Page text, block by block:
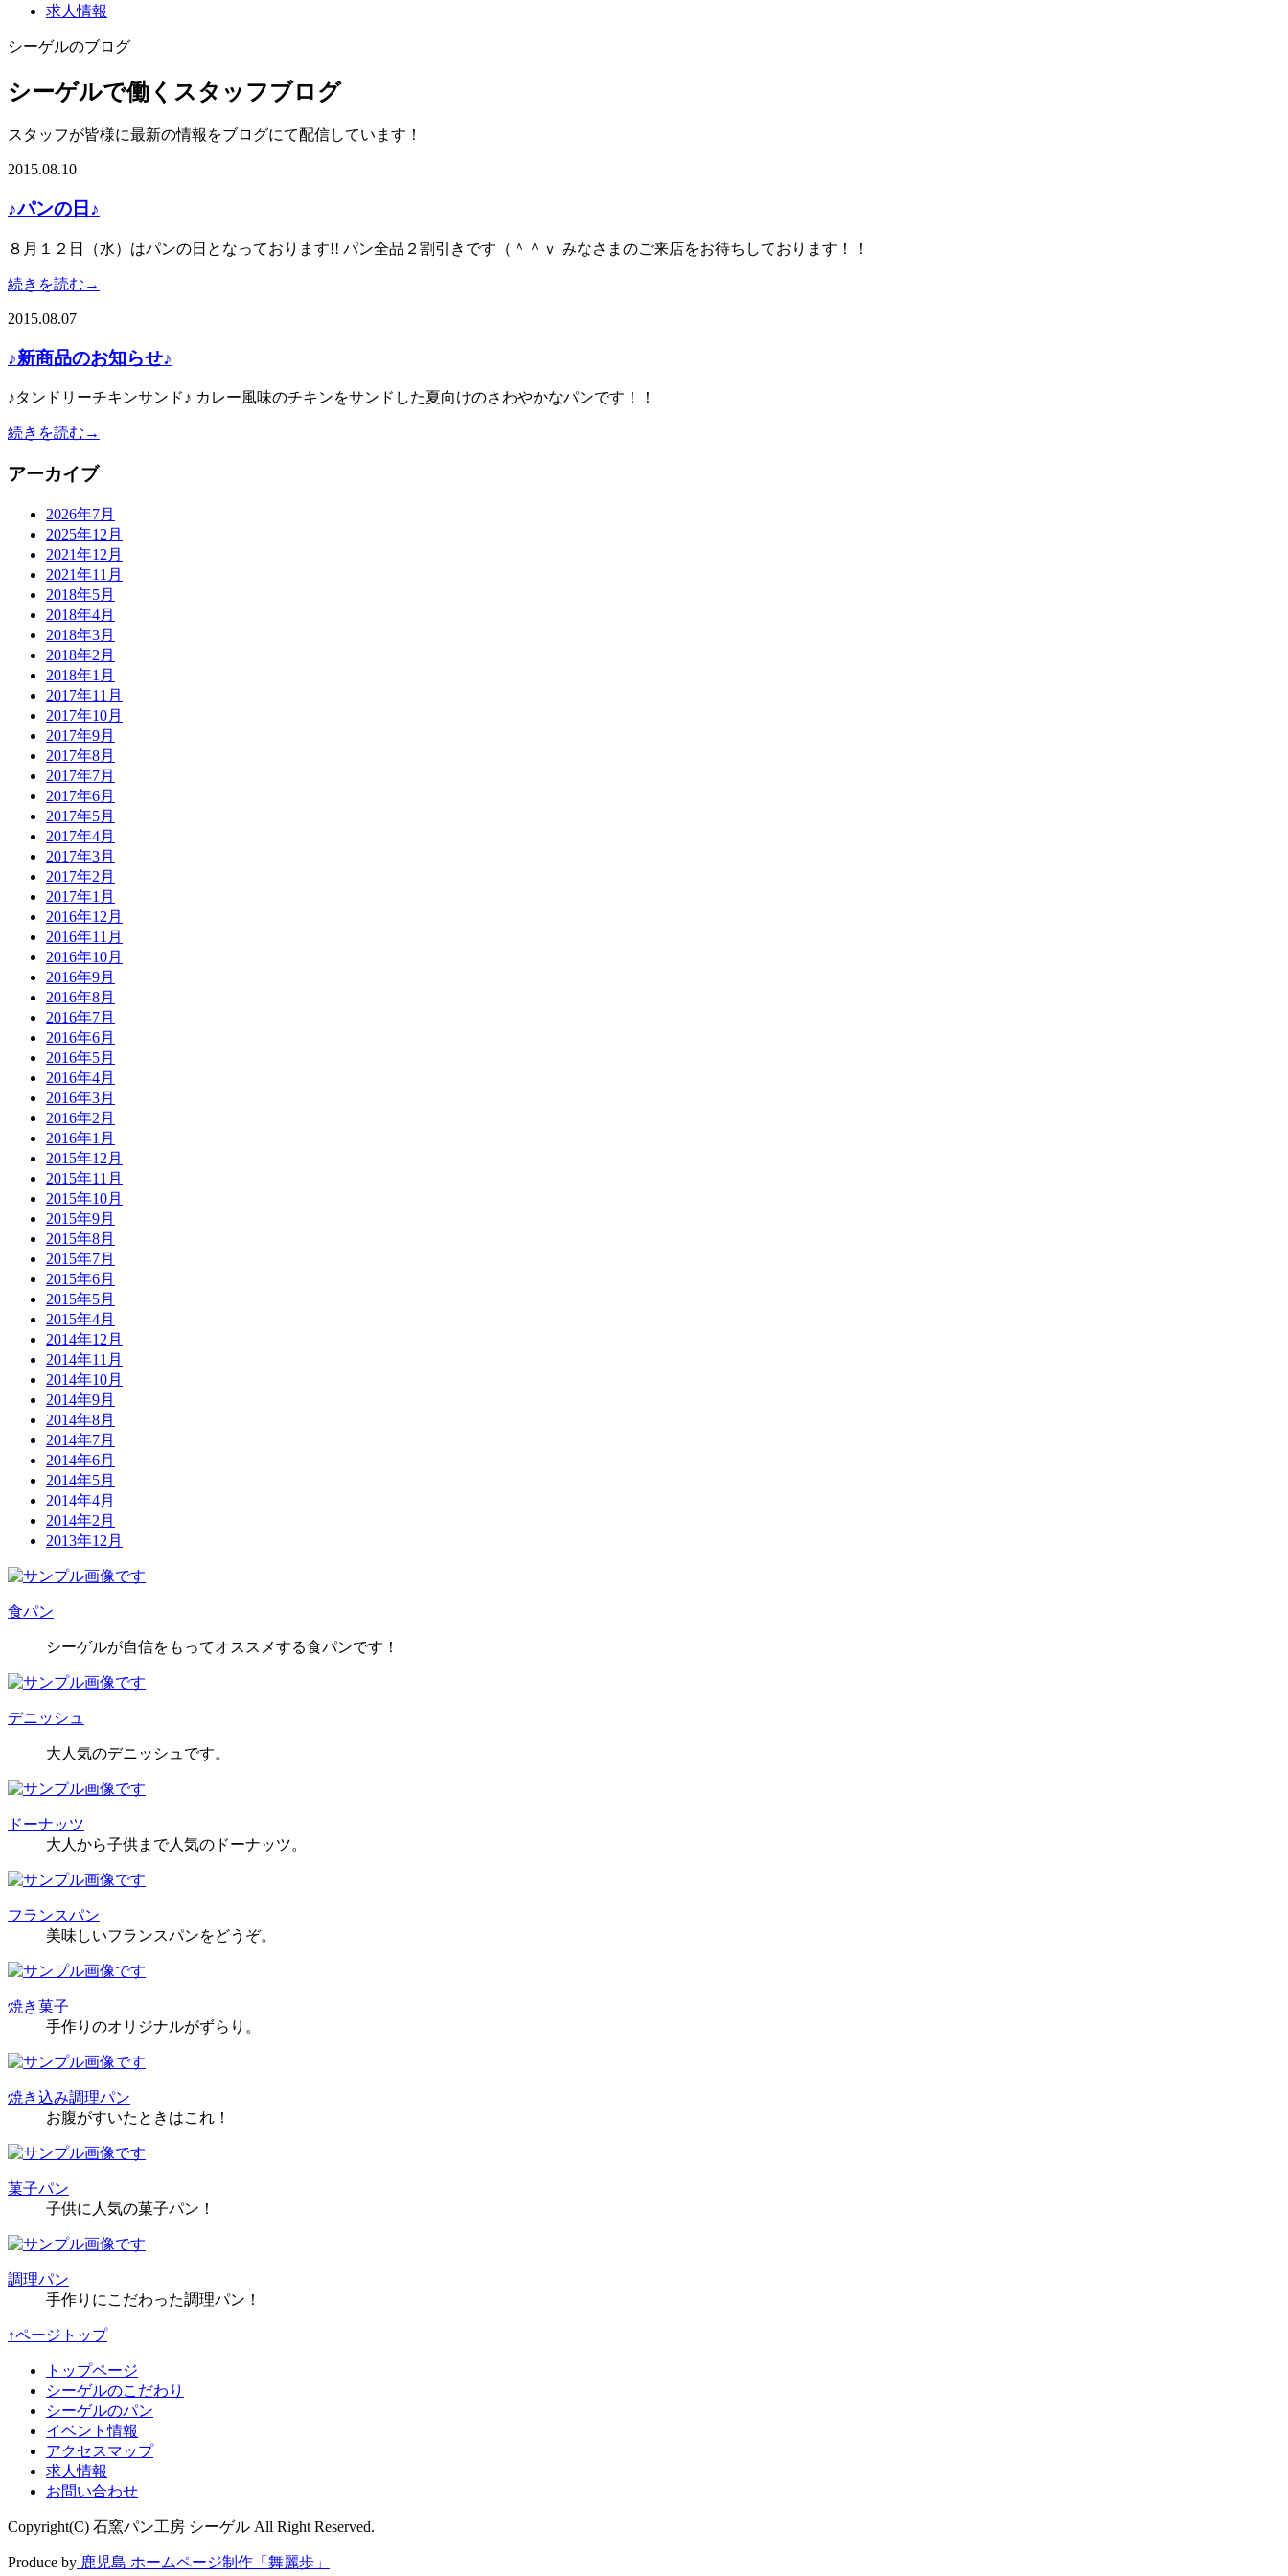
求人情報
シーゲルのブログ
シーゲルで働くスタッフブログ
スタッフが皆様に最新の情報をブログにて配信しています！
2015.08.10
♪パンの日♪
８月１２日（水）はパンの日となっております!! パン全品２割引きです（＾＾ｖ みなさまのご来店をお待ちしております！！
続きを読む→
2015.08.07
♪新商品のお知らせ♪
♪タンドリーチキンサンド♪ カレー風味のチキンをサンドした夏向けのさわやかなパンです！！
続きを読む→
アーカイブ
2026年7月
2025年12月
2021年12月
2021年11月
2018年5月
2018年4月
2018年3月
2018年2月
2018年1月
2017年11月
2017年10月
2017年9月
2017年8月
2017年7月
2017年6月
2017年5月
2017年4月
2017年3月
2017年2月
2017年1月
2016年12月
2016年11月
2016年10月
2016年9月
2016年8月
2016年7月
2016年6月
2016年5月
2016年4月
2016年3月
2016年2月
2016年1月
2015年12月
2015年11月
2015年10月
2015年9月
2015年8月
2015年7月
2015年6月
2015年5月
2015年4月
2014年12月
2014年11月
2014年10月
2014年9月
2014年8月
2014年7月
2014年6月
2014年5月
2014年4月
2014年2月
2013年12月
食パン
シーゲルが自信をもってオススメする食パンです！
デニッシュ
大人気のデニッシュです。
ドーナッツ
大人から子供まで人気のドーナッツ。
フランスパン
美味しいフランスパンをどうぞ。
焼き菓子
手作りのオリジナルがずらり。
焼き込み調理パン
お腹がすいたときはこれ！
菓子パン
子供に人気の菓子パン！
調理パン
手作りにこだわった調理パン！
↑ページトップ
トップページ
シーゲルのこだわり
シーゲルのパン
イベント情報
アクセスマップ
求人情報
お問い合わせ
Copyright(C) 石窯パン工房 シーゲル All Right Reserved.
Produce by 鹿児島 ホームページ制作「舞麗歩」